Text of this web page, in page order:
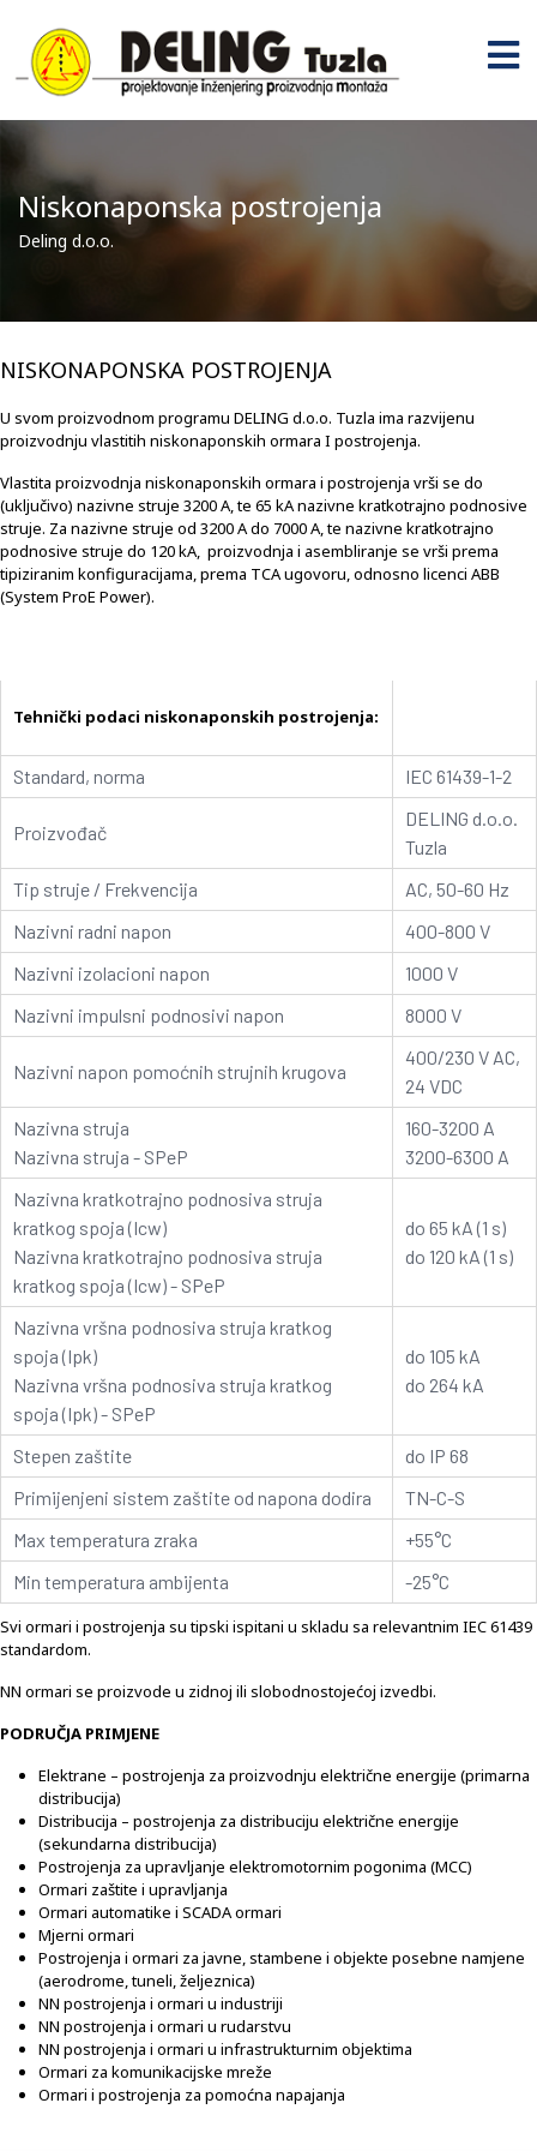
Niskonaponska postrojenja
Deling d.o.o.
NISKONAPONSKA POSTROJENJA
U svom proizvodnom programu DELING d.o.o. Tuzla ima razvijenu
proizvodnju vlastitih niskonaponskih ormara I postrojenja.
Vlastita proizvodnja niskonaponskih ormara i postrojenja vrši se do
(uključivo) nazivne struje 3200 A, te 65 kA nazivne kratkotrajno podnosive
struje. Za nazivne struje od 3200 A do 7000 A, te nazivne kratkotrajno
podnosive struje do 120 kA, proizvodnja i asembliranje se vrši prema
tipiziranim konfiguracijama, prema TCA ugovoru, odnosno licenci ABB
(System ProE Power).
Tehnički podaci niskonaponskih postrojenja:
Standard, norma IEC 61439-1-2
Proizvođač
DELING d.o.o.
Tuzla
Tip struje / Frekvencija
AC, 50-60 Hz
Nazivni radni napon
400-800 V
Nazivni izolacioni napon
1000 V
Nazivni impulsni podnosivi napon
8000 V
Nazivni napon pomoćnih strujnih krugova
400/230 V AC,
24 VDC
Nazivna struja
Nazivna struja - SPeP
160-3200 A
3200-6300 A
Nazivna kratkotrajno podnosiva struja
kratkog spoja (Icw)
Nazivna kratkotrajno podnosiva struja
kratkog spoja (Icw) - SPeP
do 65 kA (1 s)
do 120 kA (1 s)
Nazivna vršna podnosiva struja kratkog
spoja (Ipk)
Nazivna vršna podnosiva struja kratkog
spoja (Ipk) - SPeP
do 105 kA
do 264 kA
Stepen zaštite
do IP 68
Primijenjeni sistem zaštite od napona dodira
TN-C-S
Max temperatura zraka
+55°C
Min temperatura ambijenta
-25°C
Svi ormari i postrojenja su tipski ispitani u skladu sa relevantnim IEC 61439
standardom.
NN ormari se proizvode u zidnoj ili slobodnostojećoj izvedbi.
PODRUČJA PRIMJENE
Elektrane – postrojenja za proizvodnju električne energije (primarna
distribucija)
Distribucija – postrojenja za distribuciju električne energije
(sekundarna distribucija)
Postrojenja za upravljanje elektromotornim pogonima (MCC)
Ormari zaštite i upravljanja
Ormari automatike i SCADA ormari
Mjerni ormari
Postrojenja i ormari za javne, stambene i objekte posebne namjene
(aerodrome, tuneli, željeznica)
NN postrojenja i ormari u industriji
NN postrojenja i ormari u rudarstvu
NN postrojenja i ormari u infrastrukturnim objektima
Ormari za komunikacijske mreže
Ormari i postrojenja za pomoćna napajanja